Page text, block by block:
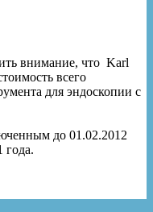
внимание, что Karl
всего
для эндоскопии с
до 01.02.2012
года.